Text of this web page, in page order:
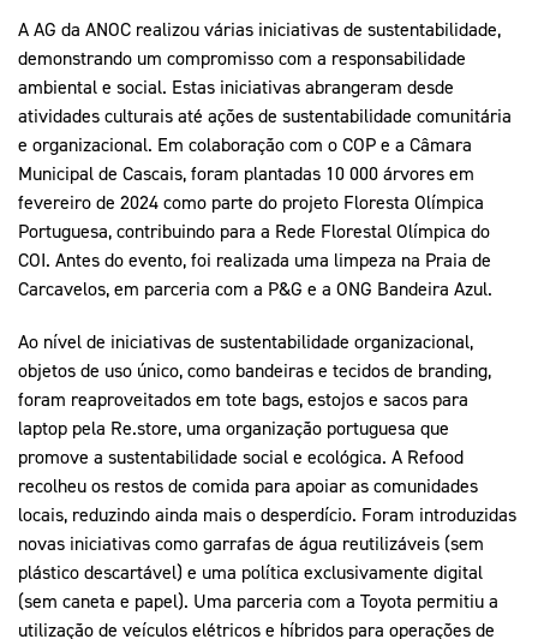
A AG da ANOC realizou várias iniciativas de sustentabilidade,
demonstrando um compromisso com a responsabilidade
ambiental e social. Estas iniciativas abrangeram desde
atividades culturais até ações de sustentabilidade comunitária
e organizacional. Em colaboração com o COP e a Câmara
Municipal de Cascais, foram plantadas 10 000 árvores em
fevereiro de 2024 como parte do projeto Floresta Olímpica
Portuguesa, contribuindo para a Rede Florestal Olímpica do
COI. Antes do evento, foi realizada uma limpeza na Praia de
Carcavelos, em parceria com a P&G e a ONG Bandeira Azul.
Ao nível de iniciativas de sustentabilidade organizacional,
objetos de uso único, como bandeiras e tecidos de branding,
foram reaproveitados em tote bags, estojos e sacos para
laptop pela Re.store, uma organização portuguesa que
promove a sustentabilidade social e ecológica. A Refood
recolheu os restos de comida para apoiar as comunidades
locais, reduzindo ainda mais o desperdício. Foram introduzidas
novas iniciativas como garrafas de água reutilizáveis (sem
plástico descartável) e uma política exclusivamente digital
(sem caneta e papel). Uma parceria com a Toyota permitiu a
utilização de veículos elétricos e híbridos para operações de